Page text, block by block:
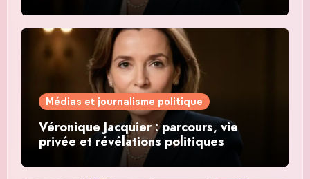
Médias et journalisme politique
Véronique Jacquier : parcours, vie
privée et révélations politiques